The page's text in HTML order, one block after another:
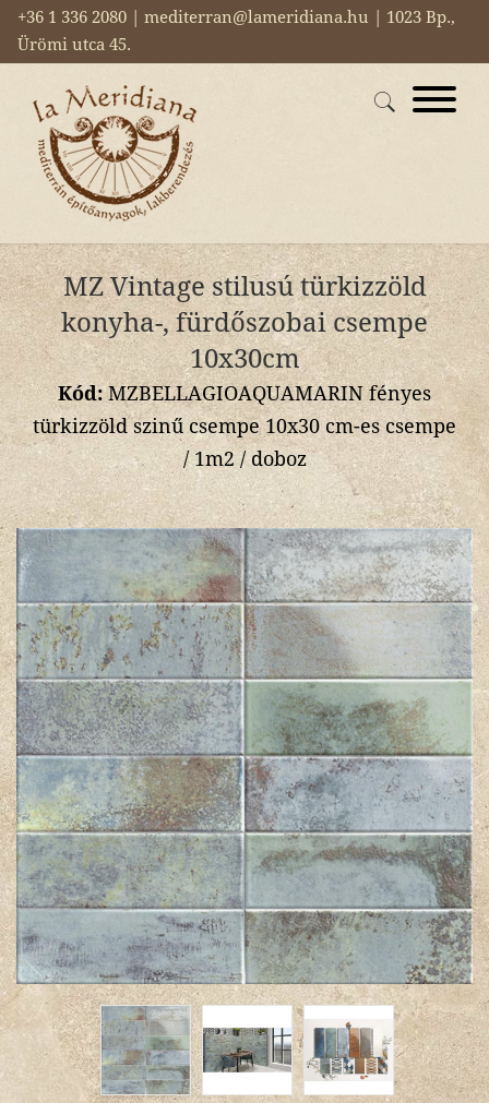
+36 1 336 2080 | mediterran@lameridiana.hu | 1023 Bp.,
Ürömi utca 45.
MZ Vintage stilusú türkizzöld
konyha-, fürdőszobai csempe
10x30cm
Kód:MZBELLAGIOAQUAMARIN fényes
türkizzöld szinű csempe 10x30 cm-es csempe
/ 1m2 / doboz